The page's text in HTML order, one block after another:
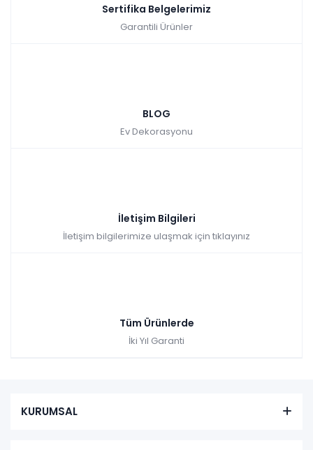
Hürrem Düğün Paketi (Yatak+Karyola Hediye)
₺188.307,00
Sertifika Belgelerimiz
Garantili Ürünler
BLOG
Ev Dekorasyonu
İletişim Bilgileri
İletişim bilgilerimize ulaşmak için tıklayınız
Tüm Ürünlerde
İki Yıl Garanti
KURUMSAL